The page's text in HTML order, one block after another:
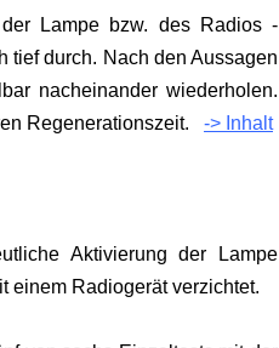
Lampe bzw. des Radios -
tief durch. Nach den Aussagen
nacheinander wiederholen.
Regenerationszeit.
-> Inhalt
Aktivierung der Lampe
einem Radiogerät verzichtet.